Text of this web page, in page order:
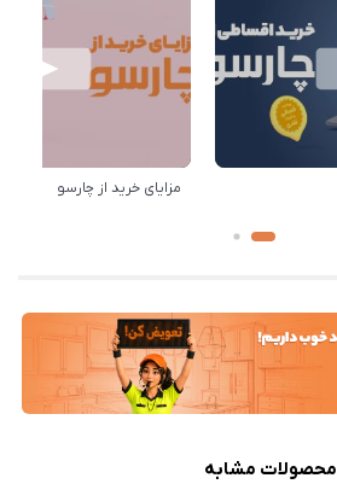
مزایای خرید از چارسو
محصولات مشابه